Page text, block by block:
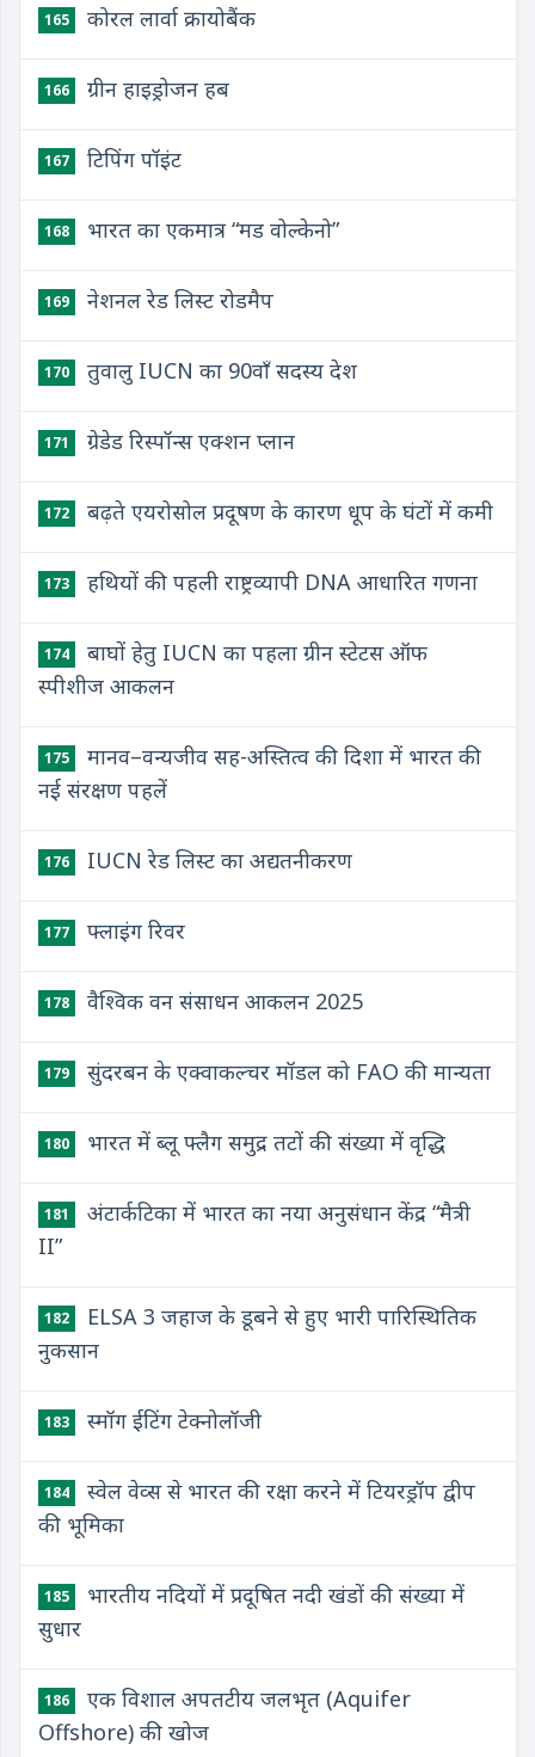
165 कोरल लार्वा क्रायोबैंक
166 ग्रीन हाइड्रोजन हब
167 टिपिंग पॉइंट
168 भारत का एकमात्र “मड वोल्केनो”
169 नेशनल रेड लिस्ट रोडमैप
170 तुवालु IUCN का 90वाँ सदस्य देश
171 ग्रेडेड रिस्पॉन्स एक्शन प्लान
172 बढ़ते एयरोसोल प्रदूषण के कारण धूप के घंटों में कमी
173 हथियों की पहली राष्ट्रव्यापी DNA आधारित गणना
174
बाघों हेतु IUCN का पहला ग्रीन स्टेटस ऑफ
स्पीशीज आकलन
175
मानव–वन्यजीव सह-अस्तित्व की दिशा में भारत की
नई संरक्षण पहलें
176 IUCN रेड लिस्ट का अद्यतनीकरण
177 फ्लाइंग रिवर
178 वैश्विक वन संसाधन आकलन 2025
179 सुंदरबन के एक्वाकल्चर मॉडल को FAO की मान्यता
180 भारत में ब्लू फ्लैग समुद्र तटों की संख्या में वृद्धि
181
अंटार्कटिका में भारत का नया अनुसंधान केंद्र “मैत्री
II”
182
ELSA 3 जहाज के डूबने से हुए भारी पारिस्थितिक
नुकसान
183 स्मॉग ईटिंग टेक्नोलॉजी
184
स्वेल वेव्स से भारत की रक्षा करने में टियरड्रॉप द्वीप
की भूमिका
185
भारतीय नदियों में प्रदूषित नदी खंडों की संख्या में
सुधार
186
एक विशाल अपतटीय जलभृत (Aquifer
Offshore) की खोज